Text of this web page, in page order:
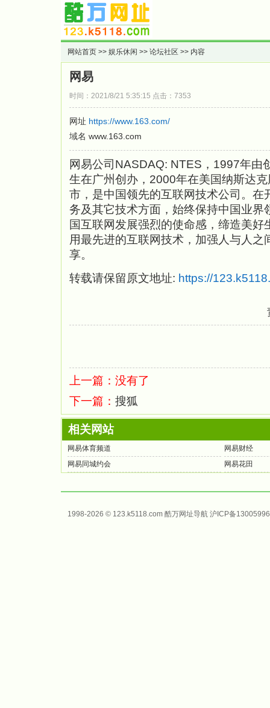
网站首页 >> 娱乐休闲 >> 论坛社区 >> 内容
网易
时间：2021/8/21 5:35:15 点击：7353
网址 https://www.163.com/
域名 www.163.com
网易公司NASDAQ: NTES，1997年由
生在广州创办，2000年在美国纳斯达
市，是中国领先的互联网技术公司。在
务及其它技术方面，始终保持中国业界
国互联网发展强烈的使命感，缔造美好
用最先进的互联网技术，加强人与人之
享。
转载请保留原文地址: https://
上一篇：没有了
下一篇：搜狐
相关网站
网易体育频道
网易财经
网易同城约会
网易花田
1998-2026 © 123.k5118.com 酷万网址导航 沪ICP备